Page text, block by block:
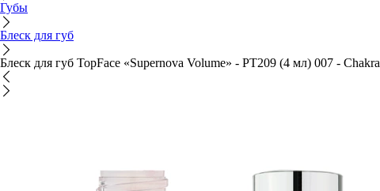
Губы
Блеск для губ
Блеск для губ TopFace «Supernova Volume» - PT209 (4 мл) 007 - Chakra